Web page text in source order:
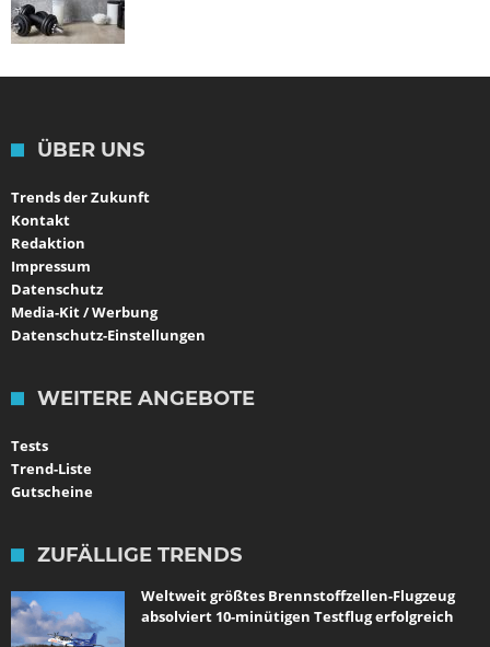
ÜBER UNS
Trends der Zukunft
Kontakt
Redaktion
Impressum
Datenschutz
Media-Kit / Werbung
Datenschutz-Einstellungen
WEITERE ANGEBOTE
Tests
Trend-Liste
Gutscheine
ZUFÄLLIGE TRENDS
Weltweit größtes Brennstoffzellen-Flugzeug
absolviert 10-minütigen Testflug erfolgreich